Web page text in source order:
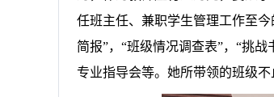
任班主任、兼职学生管理工作至
简报”，“班级情况调查表”，“挑
专业指导会等。她所带领的班级